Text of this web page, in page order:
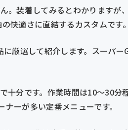
。装着してみるとわかりますが、
快適さに直結するカスタムです。
厳選して紹介します。スーパー
十分です。作業時間は10〜30分
ーが多い定番メニューです。